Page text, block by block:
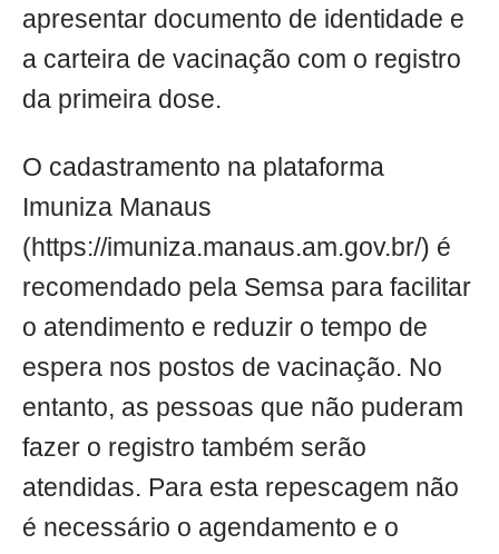
apresentar documento de identidade e
a carteira de vacinação com o registro
da primeira dose.
O cadastramento na plataforma
Imuniza Manaus
(https://imuniza.manaus.am.gov.br/) é
recomendado pela Semsa para facilitar
o atendimento e reduzir o tempo de
espera nos postos de vacinação. No
entanto, as pessoas que não puderam
fazer o registro também serão
atendidas. Para esta repescagem não
é necessário o agendamento e o